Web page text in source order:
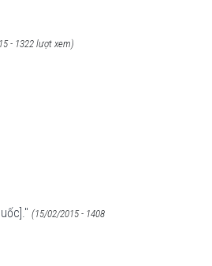
- 1322 lượt xem)
(15/02/2015 - 1408